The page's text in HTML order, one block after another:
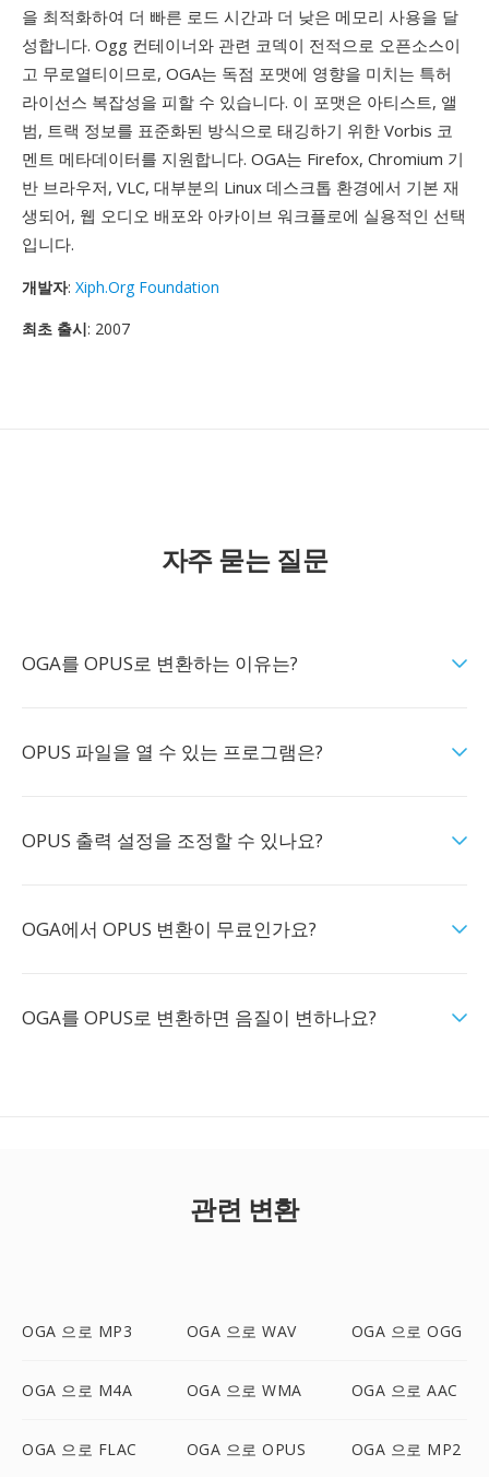
을 최적화하여 더 빠른 로드 시간과 더 낮은 메모리 사용을 달
성합니다. Ogg 컨테이너와 관련 코덱이 전적으로 오픈소스이
고 무로열티이므로, OGA는 독점 포맷에 영향을 미치는 특허
라이선스 복잡성을 피할 수 있습니다. 이 포맷은 아티스트, 앨
범, 트랙 정보를 표준화된 방식으로 태깅하기 위한 Vorbis 코
멘트 메타데이터를 지원합니다. OGA는 Firefox, Chromium 기
반 브라우저, VLC, 대부분의 Linux 데스크톱 환경에서 기본 재
생되어, 웹 오디오 배포와 아카이브 워크플로에 실용적인 선택
입니다.
개발자: Xiph.Org Foundation
최초 출시: 2007
자주 묻는 질문
OGA를 OPUS로 변환하는 이유는?
OPUS 파일을 열 수 있는 프로그램은?
OPUS 출력 설정을 조정할 수 있나요?
OGA에서 OPUS 변환이 무료인가요?
OGA를 OPUS로 변환하면 음질이 변하나요?
관련 변환
OGA 으로 MP3 OGA 으로 WAV OGA 으로 OGG
OGA 으로 M4A OGA 으로 WMA OGA 으로 AAC
OGA 으로 FLAC OGA 으로 OPUS OGA 으로 MP2